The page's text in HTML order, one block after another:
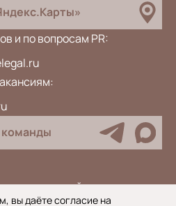
и по вопросам PR:
команды
условий труда
вы даёте согласие на